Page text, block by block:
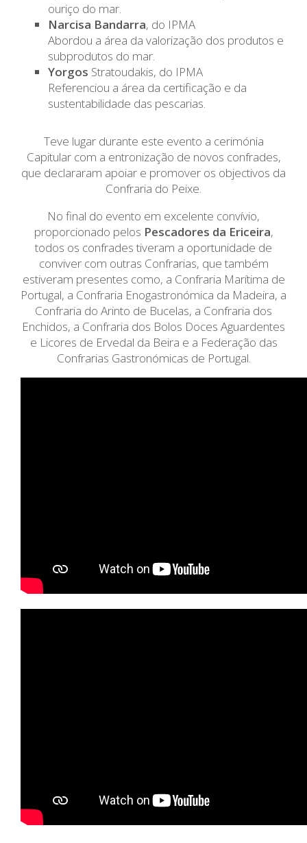
ouriço do mar.
Narcisa Bandarra, do IPMA
Abordou a área da valorização dos produtos e
subprodutos do mar.
Yorgos Stratoudakis, do IPMA
Referenciou a área da certificação e da
sustentabilidade das pescarias.
Teve lugar durante este evento a cerimónia
Capitular com a entronização de novos confrades,
que declararam apoiar e promover os objectivos da
Confraria do Peixe.
No final do evento em excelente convívio,
proporcionado pelos Pescadores da Ericeira,
todos os confrades tiveram a oportunidade de
conviver com outras Confrarias, que também
estiveram presentes como, a Confraria Marítima de
Portugal, a Confraria Enogastronómica da Madeira, a
Confraria do Arinto de Bucelas, a Confraria dos
Enchidos, a Confraria dos Bolos Doces Aguardentes
e Licores de Ervedal da Beira e a Federação das
Confrarias Gastronómicas de Portugal.